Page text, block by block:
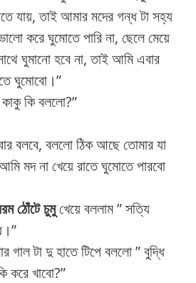
যায়, তাই আমার মদের গন্ধ টা সহ্য
করে ঘুমোতে পারি না, ছেলে মেয়ে
ঘুমানো হবে না, তাই আমি এবার
ঘুমোবো।”
কাকু কি বললো?”
বলবে, বললো ঠিক আছে তোমার যা
মদ না খেয়ে রাতে ঘুমোতে পারবো
ঠোঁটে চুমুখেয়ে বললাম ” সত্যি
গাল টা দু হাতে টিপে বললো ” বুদ্ধি
করে খাবো?”